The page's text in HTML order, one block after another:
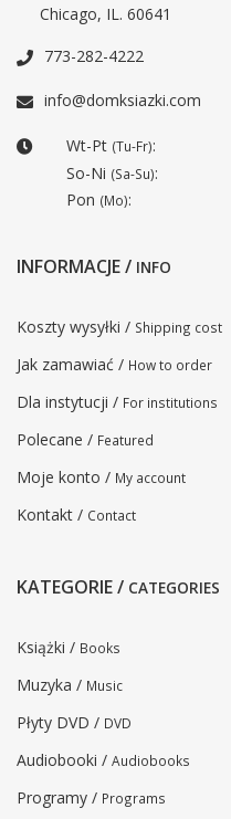
Chicago, IL. 60641
773-282-4222
info@domksiazki.com
Wt-Pt (Tu-Fr):
So-Ni (Sa-Su):
Pon (Mo):
INFORMACJE / INFO
Koszty wysyłki / Shipping cost
Jak zamawiać / How to order
Dla instytucji / For institutions
Polecane / Featured
Moje konto / My account
Kontakt / Contact
KATEGORIE / CATEGORIES
Książki / Books
Muzyka / Music
Płyty DVD / DVD
Audiobooki / Audiobooks
Programy / Programs